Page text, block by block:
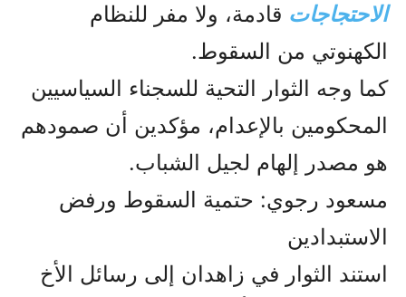
الاحتجاجات قادمة، ولا مفر للنظام
الكهنوتي من السقوط.
كما وجه الثوار التحية للسجناء السياسيين
المحكومين بالإعدام، مؤكدين أن صمودهم
هو مصدر إلهام لجيل الشباب.
مسعود رجوي: حتمية السقوط ورفض
الاستبدادين
استند الثوار في زاهدان إلى رسائل الأخ